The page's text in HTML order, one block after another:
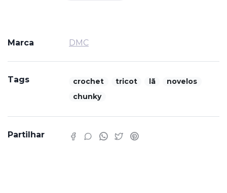
Marca DMC
Tags crochet tricot lã
novelos
chunky
Partilhar